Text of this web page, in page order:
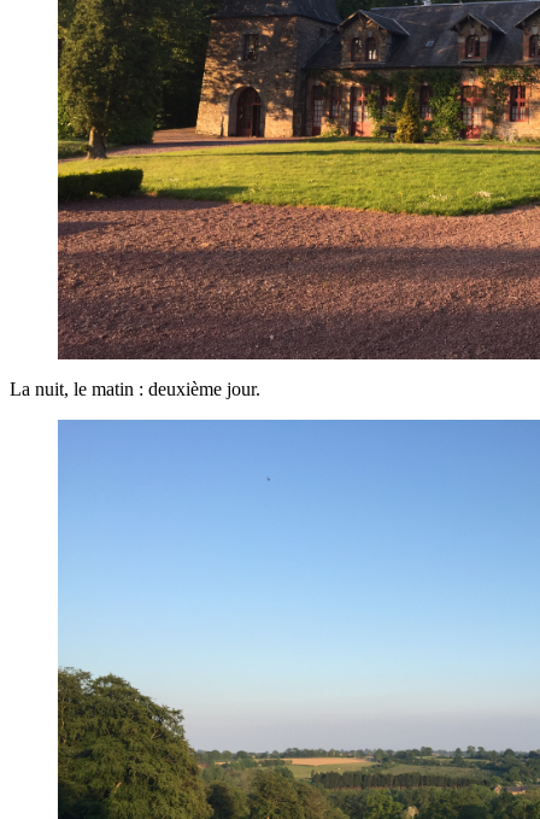
La nuit, le matin : deuxième jour.